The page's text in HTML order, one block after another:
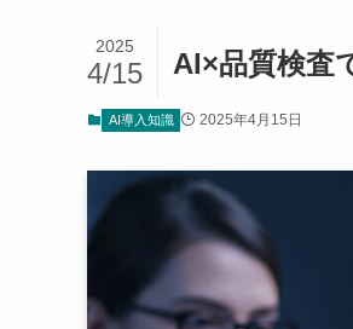
AI×品質検査
2025
4/15
AI導入知識 2025年4月15日